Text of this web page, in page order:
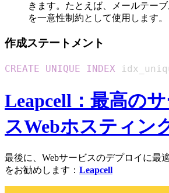
きます。たとえば、メールテー
を一意性制約として使用します。
作成ステートメント
CREATE UNIQUE INDEX
Leapcell：最高の
スWebホスティン
最後に、Webサービスのデプロイに最
をお勧めします： Leapcell